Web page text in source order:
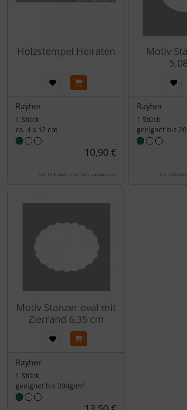
Holzstempel Heiraten
Rayher
1 Stück
ca. 4 x 12 cm
10,90 €
inkl. 19 % MwSt. zzgl. Versandkosten
Motiv
Rayher
1 Stück
geeignet bis
inkl. 19 %
Motiv Stanzer oval mit
Zierrand 6,35 cm
Rayher
1 Stück
geeignet bis 200g/m²